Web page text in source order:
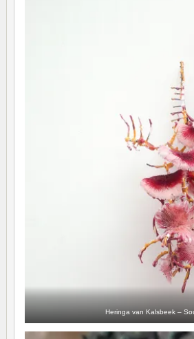
Heringa van Kalsbeek –